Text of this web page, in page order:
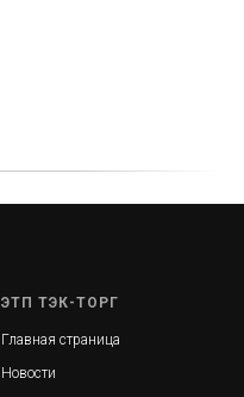
ЭТП ТЭК-ТОРГ
Главная страница
Новости